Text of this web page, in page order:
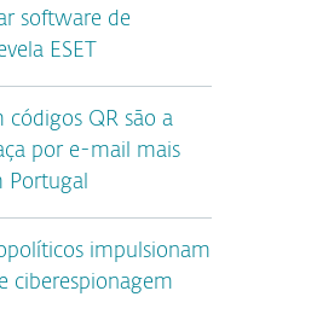
software de
ESET
códigos QR são a
por e-mail mais
Portugal
impulsionam
ciberespionagem